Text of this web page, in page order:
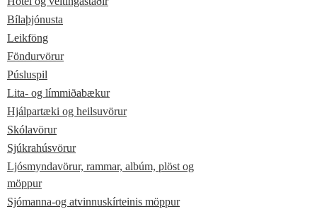
Bílaþjónusta
Leikföng
Föndurvörur
Púsluspil
Lita- og límmiðabækur
Hjálpartæki og heilsuvörur
Skólavörur
Sjúkrahúsvörur
Ljósmyndavörur, rammar, albúm, plöst og
möppur
Sjómanna-og atvinnuskírteinis möppur